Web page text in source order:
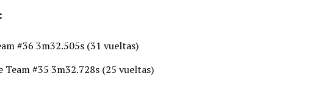
#36 3m32.505s (31 vueltas)
#35 3m32.728s (25 vueltas)